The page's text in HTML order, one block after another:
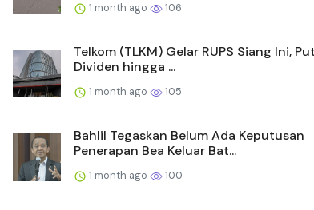
1 month ago 106
Telkom (TLKM) Gelar RUPS Siang Ini,
Dividen hingga ...
1 month ago 105
Bahlil Tegaskan Belum Ada Keputusan
Penerapan Bea Keluar Bat...
1 month ago 100